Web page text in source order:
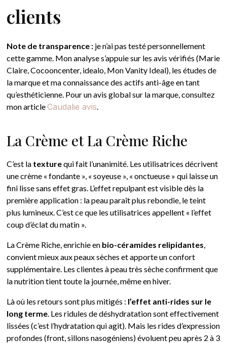
clients
Note de transparence : je n’ai pas testé personnellement
cette gamme. Mon analyse s’appuie sur les avis vérifiés (Marie
Claire, Cocooncenter, idealo, Mon Vanity Ideal), les études de
la marque et ma connaissance des actifs anti-âge en tant
qu’esthéticienne. Pour un avis global sur la marque, consultez
mon articleCaudalie avis
La Crème et La Crème Riche
C’est la texturequi fait l’unanimité. Les utilisatrices décrivent
une crème « fondante », « soyeuse », « onctueuse » qui laisse un
fini lisse sans effet gras. L’effet repulpant est visible dès la
première application : la peau paraît plus rebondie, le teint
plus lumineux. C’est ce que les utilisatrices appellent « l’effet
coup d’éclat du matin ».
La Crème Riche, enrichie en bio-céramides relipidantes
convient mieux aux peaux sèches et apporte un confort
supplémentaire. Les clientes à peau très sèche confirment que
la nutrition tient toute la journée, même en hiver.
Là où les retours sont plus mitigés : l’effet anti-rides sur le
long terme . Les ridules de déshydratation sont effectivement
lissées (c’est l’hydratation qui agit). Mais les rides d’expression
profondes (front, sillons nasogéniens) évoluent peu après 2 à 3